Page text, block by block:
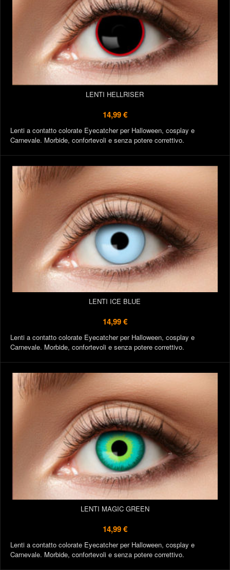
LENTI HELLRISER
14,99 €
Lenti a contatto colorate Eyecatcher per Halloween, cosplay e
Carnevale. Morbide, confortevoli e senza potere correttivo.
LENTI ICE BLUE
14,99 €
Lenti a contatto colorate Eyecatcher per Halloween, cosplay e
Carnevale. Morbide, confortevoli e senza potere correttivo.
LENTI MAGIC GREEN
14,99 €
Lenti a contatto colorate Eyecatcher per Halloween, cosplay e
Carnevale. Morbide, confortevoli e senza potere correttivo.